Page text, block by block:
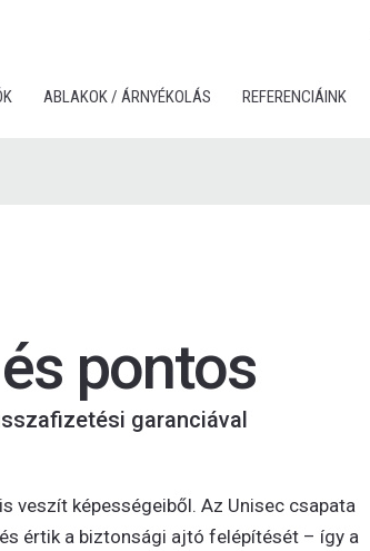
ABLAKOK / ÁRNYÉKOLÁS REFERENCIÁINK
pontos
garanciával
veszít képességeiből. Az Unisec csapata
értik a biztonsági ajtó felépítését – így a